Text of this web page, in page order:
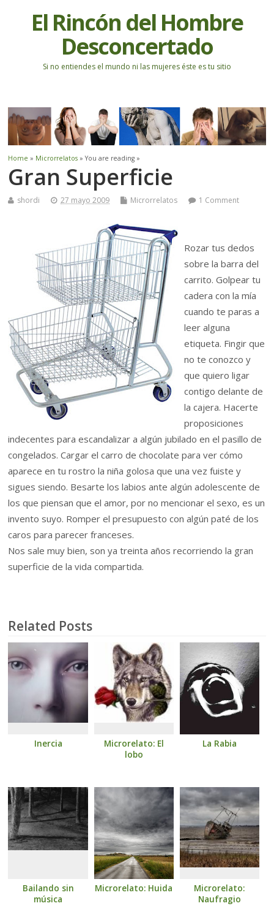
El Rincón del Hombre
Desconcertado
Si no entiendes el mundo ni las mujeres éste es tu sitio
Home » Microrrelatos » You are reading »
Gran Superficie
shordi 27 mayo 2009 Microrrelatos 1 Comment
Rozar tus dedos
sobre la barra del
carrito. Golpear tu
cadera con la mía
cuando te paras a
leer alguna
etiqueta. Fingir que
no te conozco y
que quiero ligar
contigo delante de
la cajera. Hacerte
proposiciones
indecentes para escandalizar a algún jubilado en el pasillo de
congelados. Cargar el carro de chocolate para ver cómo
aparece en tu rostro la niña golosa que una vez fuiste y
sigues siendo. Besarte los labios ante algún adolescente de
los que piensan que el amor, por no mencionar el sexo, es un
invento suyo. Romper el presupuesto con algún paté de los
caros para parecer franceses.
Nos sale muy bien, son ya treinta años recorriendo la gran
superficie de la vida compartida.
Related Posts
Inercia
Microrelato: El
lobo
La Rabia
Bailando sin
música
Microrelato: Huida
Microrelato:
Naufragio